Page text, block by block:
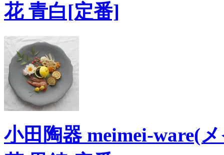
花 青白[定番]
小田陶器 meimei-ware(